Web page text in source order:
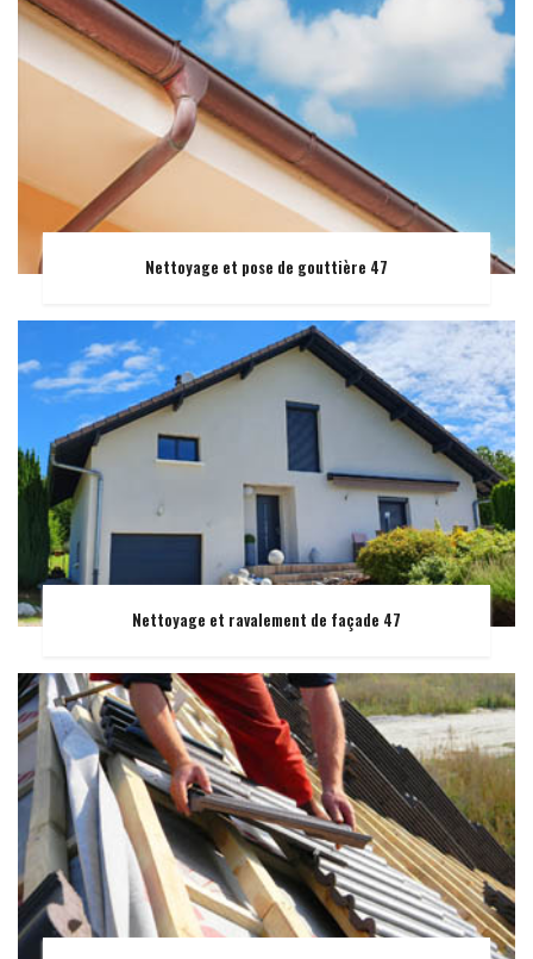
Nettoyage et pose de gouttière 47
Nettoyage et ravalement de façade 47